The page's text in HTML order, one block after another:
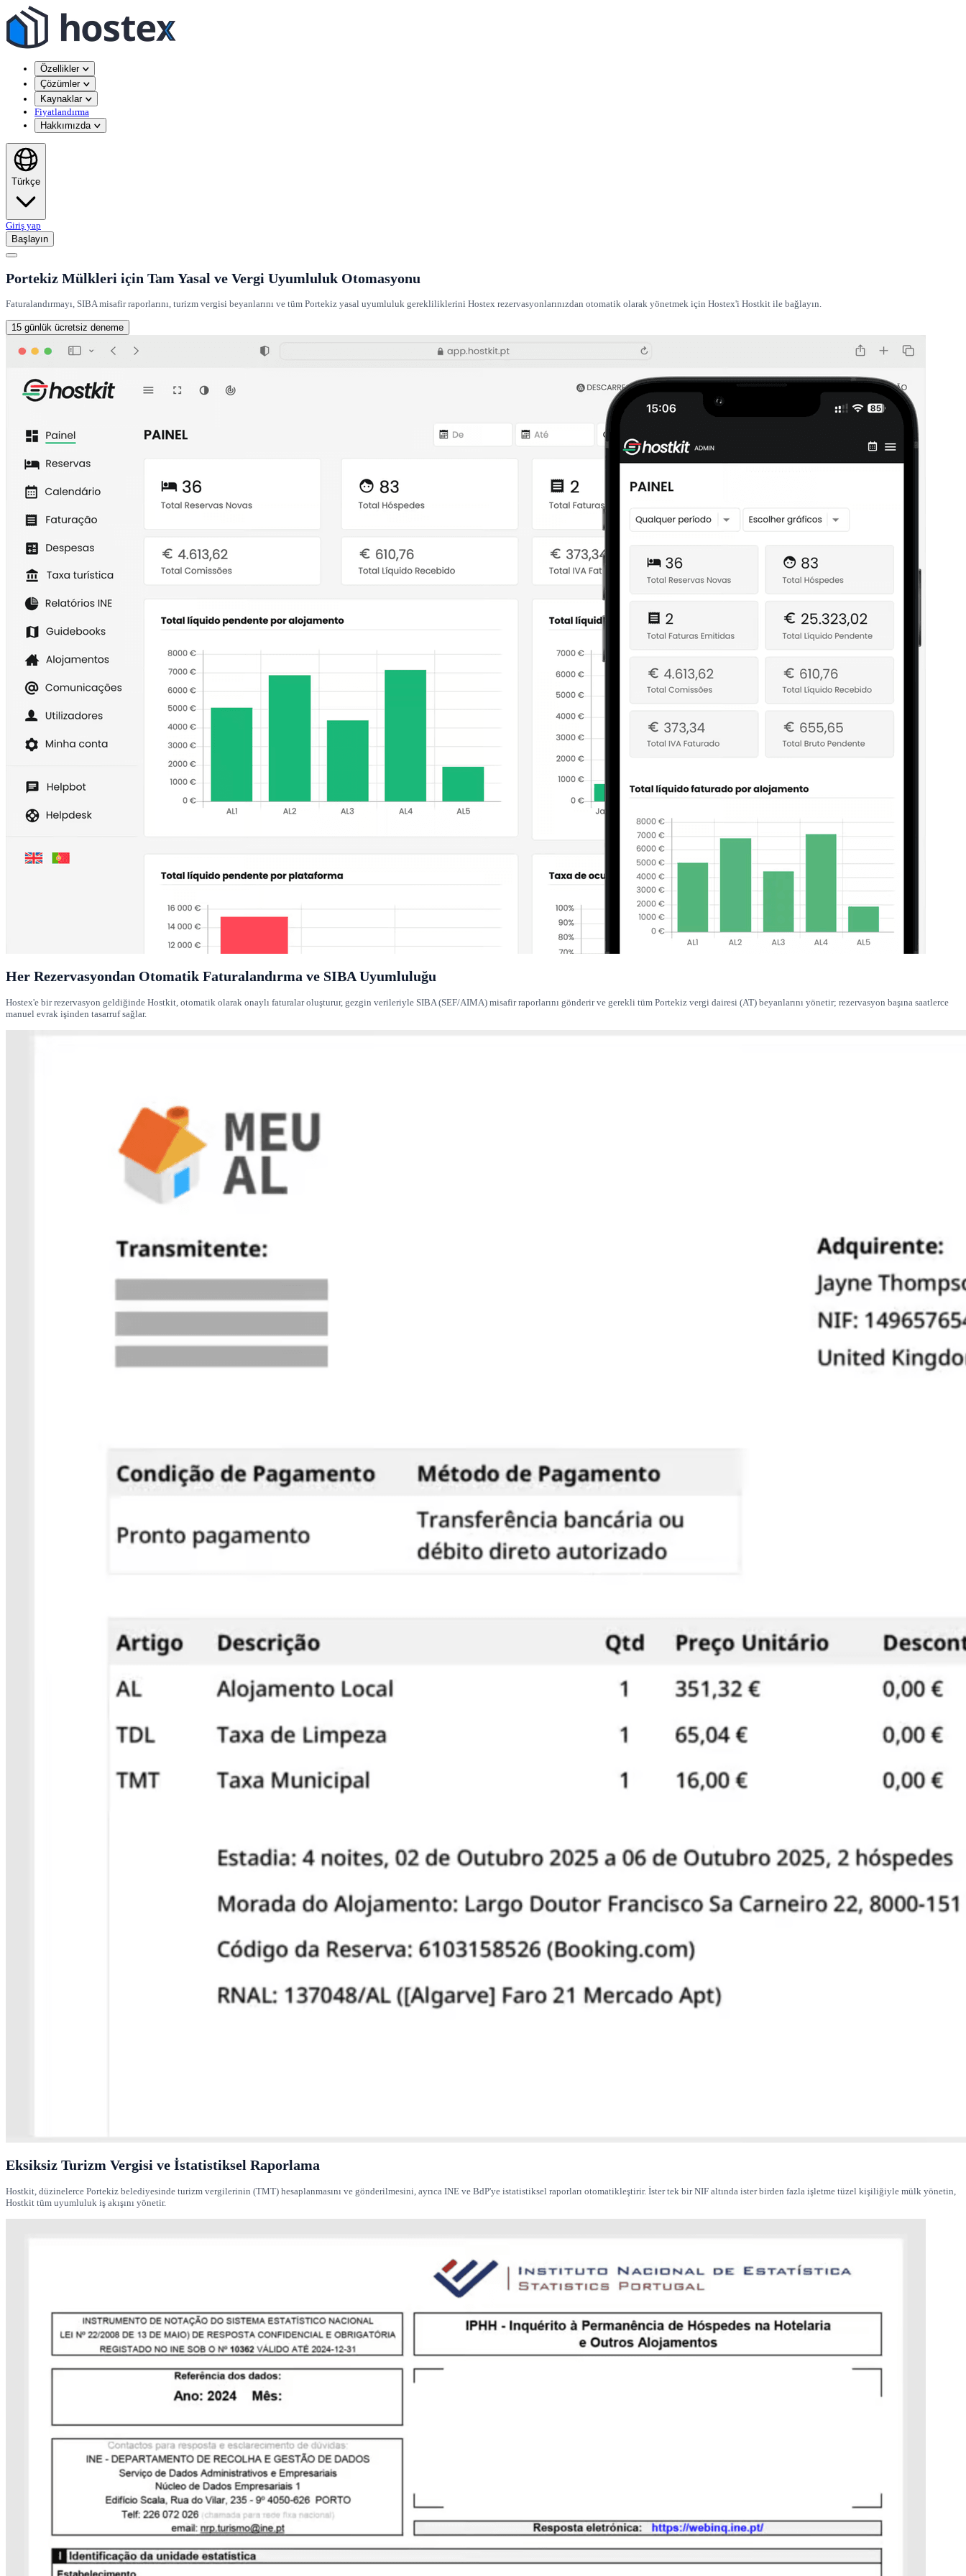
Özellikler
Çözümler
Kaynaklar
Fiyatlandırma
Hakkımızda
Türkçe
Giriş yap
Başlayın
Portekiz Mülkleri için Tam Yasal ve Vergi Uyumluluk Otomasyonu
Faturalandırmayı, SIBA misafir raporlarını, turizm vergisi beyanlarını ve tüm Portekiz yasal uyumluluk gerekliliklerini Hostex rezervasyonlarınızdan otomatik olarak yönetmek için Hostex'i Hostkit ile bağlayın.
15 günlük ücretsiz deneme
Her Rezervasyondan Otomatik Faturalandırma ve SIBA Uyumluluğu
Hostex'e bir rezervasyon geldiğinde Hostkit, otomatik olarak onaylı faturalar oluşturur, gezgin verileriyle SIBA (SEF/AIMA) misafir raporlarını gönderir ve gerekli tüm Portekiz vergi dairesi (AT) beyanlarını yönetir; rezervasyon başına saatlerce
manuel evrak işinden tasarruf sağlar.
Eksiksiz Turizm Vergisi ve İstatistiksel Raporlama
Hostkit, düzinelerce Portekiz belediyesinde turizm vergilerinin (TMT) hesaplanmasını ve gönderilmesini, ayrıca INE ve BdP'ye istatistiksel raporları otomatikleştirir. İster tek bir NIF altında ister birden fazla işletme tüzel kişiliğiyle mülk yönetin,
Hostkit tüm uyumluluk iş akışını yönetir.